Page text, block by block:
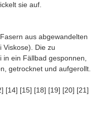
sie auf.
aus abgewandelten
Viskose). Die zu
ein Fällbad gesponnen,
getrocknet und aufgerollt.
[14] [15] [18] [19] [20] [21]